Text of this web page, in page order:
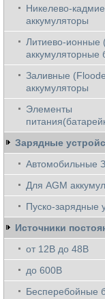
Никелево-
аккумуляторы
Литиево-ионные
аккумуляторные
Заливные
аккумуляторы
Элементы
Зарядные
Автомобильные
Для AGM
Пуско-зарядные
Источники
от 12В до 48В
до 600В
Бесперебойные